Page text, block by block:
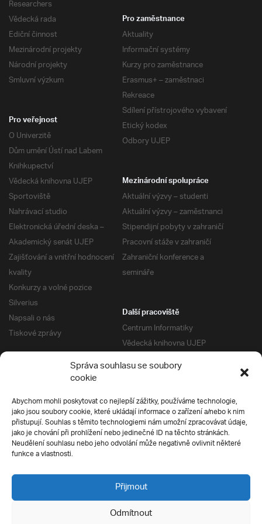
Správa souhlasu se soubory
cookie
Abychom mohli poskytovat co nejlepší zážitky, používáme technologie,
jako jsou soubory cookie, které ukládají informace o zařízení a/nebo k nim
přistupují. Souhlas s těmito technologiemi nám umožní zpracovávat údaje,
jako je chování při prohlížení nebo jedinečné ID na těchto stránkách.
Neudělení souhlasu nebo jeho odvolání může negativně ovlivnit některé
funkce a vlastnosti.
Přijmout
Odmítnout
Researchers
Vědecká rada
Ediční činnost
Mezinárodní projekty
Národní projekty
Smluvní výzkum
Pro zaměstnance
Aktuality
Informační systémy
Kurzy pro zaměstnance
Erasmus+ – zaměstnaci
Rekreace
Sdílení přístrojového vybavení
Etický kodex
Odbory UJEP
Pro veřejnost
O Univerzitě
Dům umění Ústí nad Labem
Knihkupectví
Vědecká knihovna UJEP
Sportoviště
Nahrávací studio
Elektronická úřední deska –
Akademický senát UJEP
Zajišťování a vnitřní hodnocení
kvality
Konkurzy a volné pozice
Silverius
Napsali o nás
Tiskové zprávy
Mezinárodní spolupráce
Aktuální výzvy – studenti
Aktuální výzvy – zaměstnanci
Stipendijní pobyty v zahraničí
Pracovní stáže v zahraničí
Zahraniční konference a
semináře
Další pracoviště
Centrum Informatiky
Vědecká knihovna UJEP
Správa kolejí a menz
Univerzitní centrum podpory
Silverius
Pro uchazeče
Přijímací řízení
E-prihlaska
Přípravné kurzy
Ochrana soukromí